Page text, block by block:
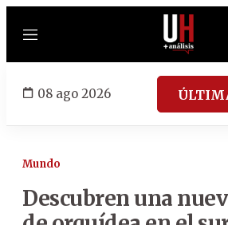
Menú
08 ago 2026
Mundo
Descubren una